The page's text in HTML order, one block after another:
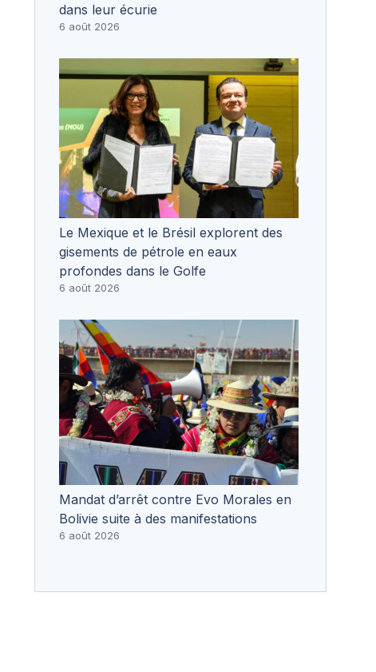
dans leur écurie
6 août 2026
Le Mexique et le Brésil explorent des
gisements de pétrole en eaux
profondes dans le Golfe
6 août 2026
Mandat d’arrêt contre Evo Morales en
Bolivie suite à des manifestations
6 août 2026